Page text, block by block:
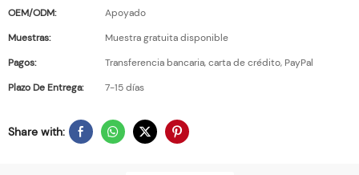
OEM/ODM:
Apoyado
Muestras:
Muestra gratuita disponible
Pagos:
Transferencia bancaria, carta de crédito, PayPal
Plazo De Entrega:
7-15 días
Share with: